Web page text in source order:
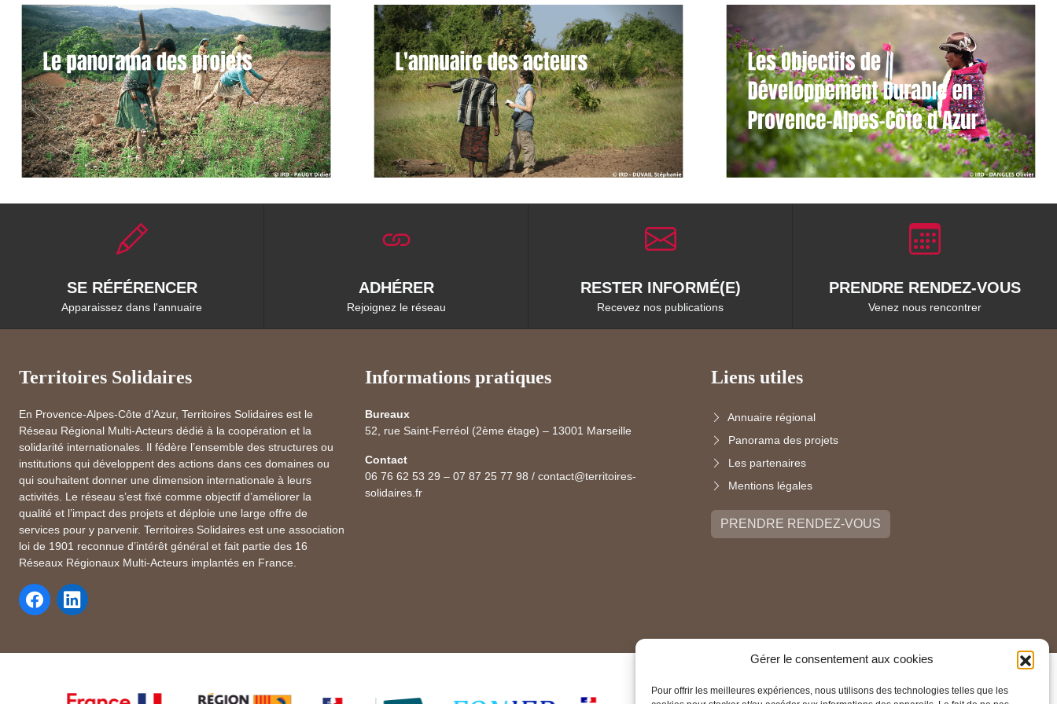
Gérer le consentement aux cookies
Pour offrir les meilleures expériences, nous utilisons des technologies telles que les
SE RÉFÉRENCER
Apparaissez dans l'annuaire
ADHÉRER
Rejoignez le réseau
RESTER INFORMÉ(E)
Recevez nos publications
PRENDRE RENDEZ-VOUS
Venez nous rencontrer
Territoires Solidaires
En Provence-Alpes-Côte d’Azur, Territoires Solidaires est le
Réseau Régional Multi-Acteurs dédié à la coopération et la
solidarité internationales. Il fédère l’ensemble des structures ou
institutions qui développent des actions dans ces domaines ou
qui souhaitent donner une dimension internationale à leurs
activités. Le réseau s’est fixé comme objectif d’améliorer la
qualité et l’impact des projets et déploie une large offre de
services pour y parvenir. Territoires Solidaires est une association
loi de 1901 reconnue d’intérêt général et fait partie des 16
Réseaux Régionaux Multi-Acteurs implantés en France.
Informations pratiques
Bureaux
52, rue Saint-Ferréol (2ème étage) – 13001 Marseille
Contact
06 76 62 53 29 – 07 87 25 77 98 / contact@territoires-
solidaires.fr
Liens utiles
Annuaire régional
Panorama des projets
Les partenaires
Mentions légales
PRENDRE RENDEZ-VOUS